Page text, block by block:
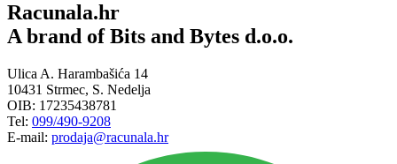
Racunala.hr
A brand of Bits and Bytes d.o.o.
Ulica A. Harambašića 14
10431 Strmec, S. Nedelja
OIB: 17235438781
Tel: 099/490-9208
E-mail: prodaja@racunala.hr